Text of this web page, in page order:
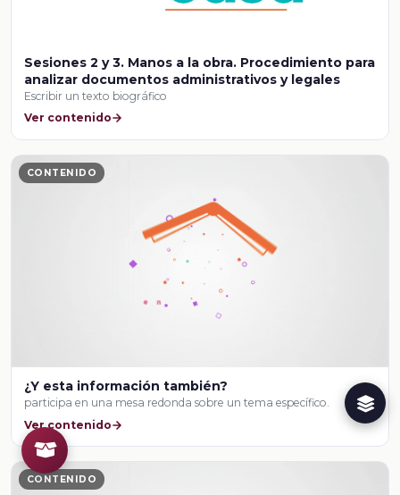
Sesiones 2 y 3. Manos a la obra. Procedimiento para
analizar documentos administrativos y legales
Escribir un texto biográfico
Ver contenido
CONTENIDO
¿Y esta información también?
participa en una mesa redonda sobre un tema específico.
Ver contenido
CONTENIDO